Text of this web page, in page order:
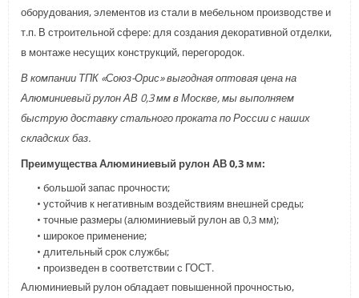
оборудования, элементов из стали в мебельном производстве и
т.п. В строительной сфере: для создания декоративной отделки,
в монтаже несущих конструкций, перегородок.
В компании ТПК «Союз-Орис» выгодная оптовая цена на
Алюминиевый рулон АВ 0,3 мм в Москве, мы выполняем
быструю доставку стального проката по России с наших
складских баз.
Преимущества Алюминиевый рулон АВ 0,3 мм:
• большой запас прочности;
• устойчив к негативным воздействиям внешней среды;
• точные размеры (алюминиевый рулон ав 0,3 мм);
• широкое применение;
• длительный срок службы;
• произведен в соответствии с ГОСТ.
Алюминиевый рулон обладает повышенной прочностью,